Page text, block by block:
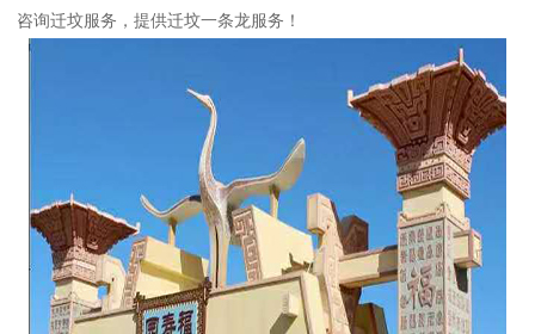
咨询迁坟服务，提供迁坟一条龙服务！